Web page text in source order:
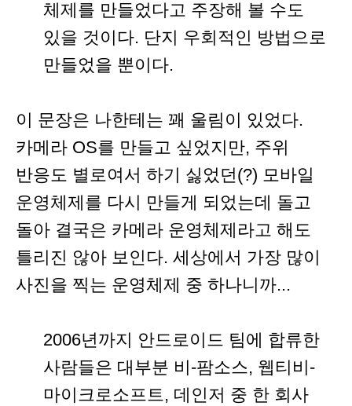
체제를 만들었다고 주장해 볼 수도
있을 것이다. 단지 우회적인 방법으로
만들었을 뿐이다.
이 문장은 나한테는 꽤 울림이 있었다.
카메라 OS를 만들고 싶었지만, 주위
반응도 별로여서 하기 싫었던(?) 모바일
운영체제를 다시 만들게 되었는데 돌고
돌아 결국은 카메라 운영체제라고 해도
틀리진 않아 보인다. 세상에서 가장 많이
사진을 찍는 운영체제 중 하나니까...
2006년까지 안드로이드 팀에 합류한
사람들은 대부분 비-팜소스, 웹티비-
마이크로소프트, 데인저 중 한 회사